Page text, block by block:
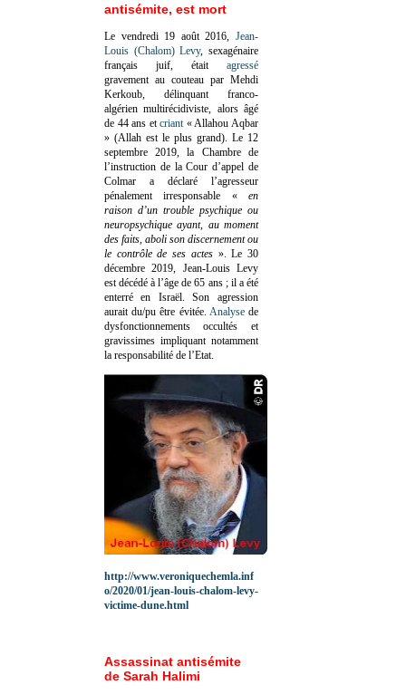
antisémite, est mort
Le vendredi 19 août 2016, Jean-
Louis (Chalom) Levy, sexagénaire
français juif, était agressé
gravement au couteau par Mehdi
Kerkoub, délinquant franco-
algérien multirécidiviste, alors âgé
de 44 ans etcriant « Allahou Aqbar
» (Allah est le plus grand). Le 12
septembre 2019, la Chambre de
l’instruction de la Cour d’appel de
Colmar a déclaré l’agresseur
pénalement irresponsable «en
raison d’un trouble psychique ou
neuropsychique ayant, au moment
des faits, aboli son discernement ou
le contrôle de ses actes». Le 30
décembre 2019, Jean-Louis Levy
est décédé à l’âge de 65 ans ; il a été
enterré en Israël. Son agression
aurait du/pu être évitée. Analysede
dysfonctionnements occultés et
gravissimes impliquant notamment
la responsabilité de l’Etat.
http://www.veroniquechemla.inf
o/2020/01/jean-louis-chalom-levy-
victime-dune.html
Assassinat antisémite
de Sarah Halimi